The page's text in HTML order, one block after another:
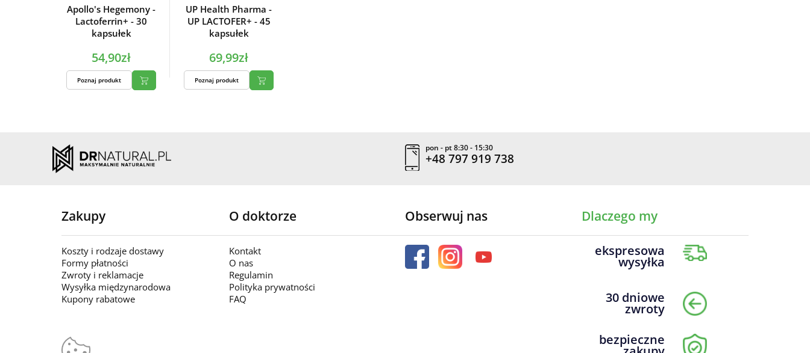
Apollo's Hegemony -
Lactoferrin+ - 30
kapsułek
54,90zł
Poznaj produkt
UP Health Pharma -
UP LACTOFER+ - 45
kapsułek
69,99zł
Poznaj produkt
pon - pt 8:30 - 15:30
+48 797 919 738
Zakupy
Koszty i rodzaje dostawy
Formy płatności
Zwroty i reklamacje
Wysyłka międzynarodowa
Kupony rabatowe
O doktorze
Kontakt
O nas
Regulamin
Polityka prywatności
FAQ
Obserwuj nas Dlaczego my
ekspresowa
wysyłka
30 dniowe
zwroty
bezpieczne